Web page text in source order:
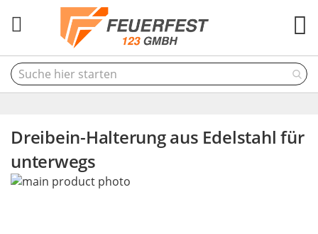
Dreibein-Halterung aus Edelstahl für
unterwegs
Skip